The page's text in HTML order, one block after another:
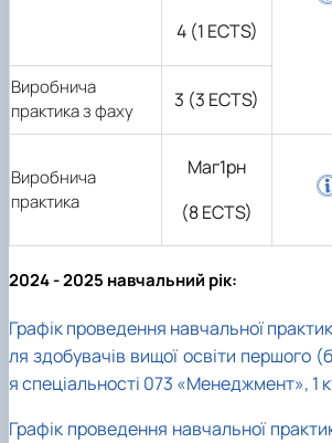
4 (1 ECTS)
Виробнича
практика з фаху
3 (3 ECTS)
Виробнича
практика
Маг1рн
(8 ECTS)
2024 - 2025 навчальний рік:
Графік проведення навчальної
ля здобувачів вищої освіти першого
я спеціальності 073 «Менеджмент», 1
Графік проведення навчальної